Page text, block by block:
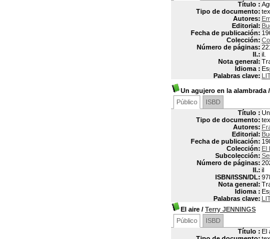
Título :
Tipo de documento:
Autores:
Editorial:
Fecha de publicación:
Colección:
Número de páginas:
Il.: il.
Nota general:
Idioma :
Palabras clave:
Un agujero en la alambrada /
Público
ISBD
Título :
Tipo de documento:
Autores:
Editorial:
Fecha de publicación:
Colección: El
Subcolección:
Número de páginas:
Il.: il
ISBN/ISSN/DL:
Nota general:
Idioma :
Palabras clave:
El aire / Terry JENNINGS
Público
ISBD
Título : El